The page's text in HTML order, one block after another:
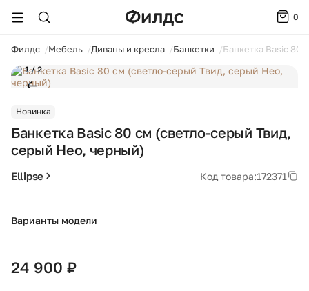
0
Филдс Мебель Диваны и кресла Банкетки Банкетка Basic 80
1 / 2
Новинка
Банкетка Basic 80 см (светло-серый Твид,
серый Нео, черный)
Ellipse Код товара:172371
Варианты модели
24 900 ₽